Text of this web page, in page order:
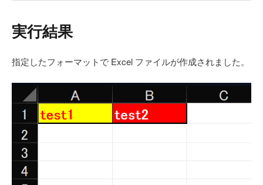
実行結果
指定したフォーマットで Excel ファイルが作成されました。